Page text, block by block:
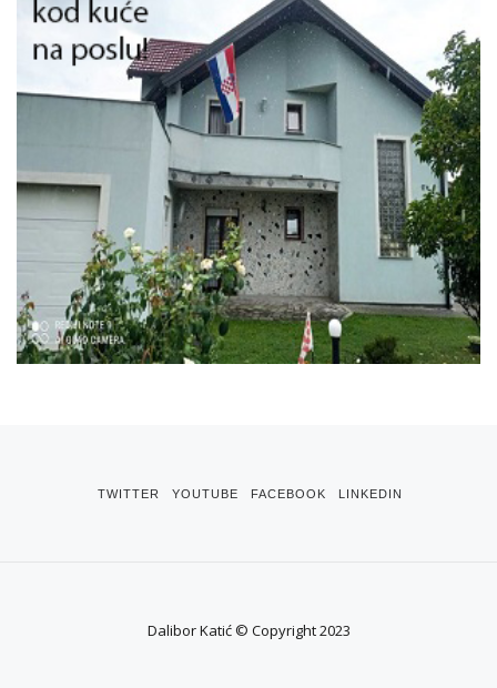
TWITTER YOUTUBE FACEBOOK LINKEDIN
Dalibor Katić © Copyright 2023